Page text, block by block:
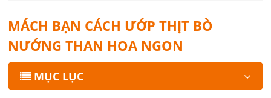
MÁCH BẠN CÁCH ƯỚP THỊT BÒ
NƯỚNG THAN HOA NGON
MỤC LỤC